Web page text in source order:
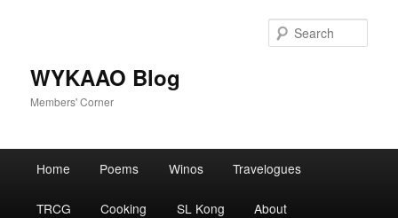
WYKAAO Blog
Members' Corner
Home Poems Winos Travelogues
TRCG Cooking SL Kong About